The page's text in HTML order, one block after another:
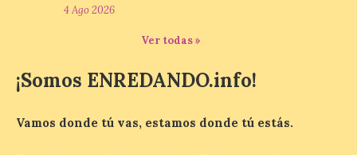
publica el volumen 55 de
la Biblioteca de Cultura
6 Ago 2026
4 Ago 2026
Ver todas »
¡Somos ENREDANDO.info!
Vamos donde tú vas, estamos donde tú estás.